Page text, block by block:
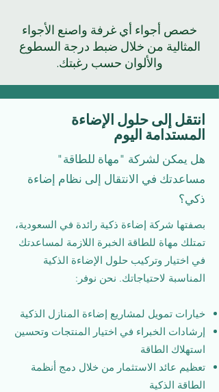
خصص أجواء أي غرفة واصنع الأجواء
المثالية من خلال ضبط درجة السطوع
والألوان حسب رغبتك.
انتقل إلى حلول الإضاءة
المستدامة اليوم
هل يمكن لشركة "مهاة للطاقة"
مساعدتك في الانتقال إلى نظام إضاءة
ذكي؟
بصفتها شركة إضاءة ذكية رائدة في السعودية،
تمتلك مهاة للطاقة الخبرة اللازمة لمساعدتك
في اختيار وتركيب حلول الإضاءة الذكية
المناسبة لاحتياجاتك. نحن نوفر:
خيارات تمويل لمشاريع إضاءة المنازل الذكية
إرشادات الخبراء في اختيار المنتجات وتحسين
استهلاك الطاقة
تعظيم عائد الاستثمار من خلال دمج أنظمة
الطاقة الذكية